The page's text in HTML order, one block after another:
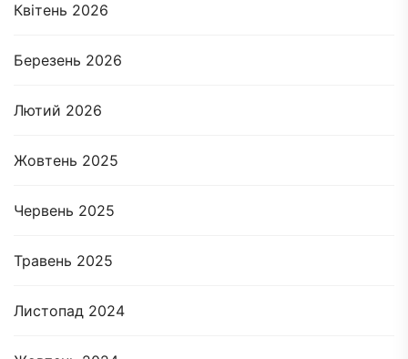
Квітень 2026
Березень 2026
Лютий 2026
Жовтень 2025
Червень 2025
Травень 2025
Листопад 2024